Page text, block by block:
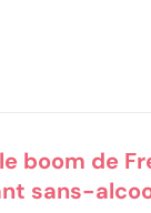
boom de
sans-